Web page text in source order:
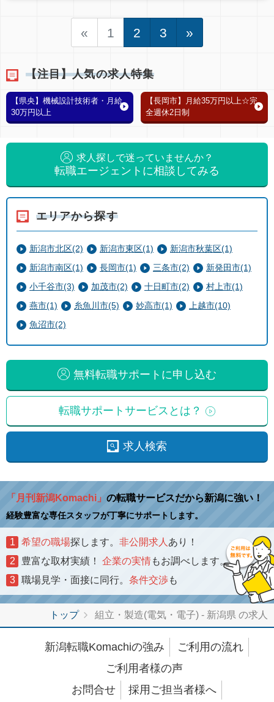
« 1 2 3 »
【注目】人気の求人特集
【県央】機械設計技術者・月給
30万円以上
【長岡市】月給35万円以上☆完
全週休2日制
求人探しで迷っていませんか？
転職エージェントに相談してみる
エリアから探す
新潟市北区(2) 新潟市東区(1)
新潟市秋葉区(1)
新潟市南区(1)
長岡市(1) 三条市(2)
新発田市(1)
小千谷市(3)
加茂市(2) 十日町市(2)
村上市(1)
燕市(1)
糸魚川市(5) 妙高市(1)
上越市(10)
魚沼市(2)
無料転職サポートに申し込む
転職サポートサービスとは？
求人検索
「月刊新潟Komachi」 の転職サービスだから新潟に強い！
経験豊富な専任スタッフが丁寧にサポートします。
1 希望の職場探します。 非公開求人あり！
2
豊富な取材実績！ 企業の実情もお調べします。
3
職場見学・面接に同行。 条件交渉も
トップ 組立・製造(電気・電子) - 新潟県 の求人
新潟転職Komachiの強み
ご利用の流れ
ご利用者様の声
お問合せ
採用ご担当者様へ